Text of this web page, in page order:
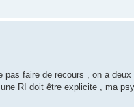
faire de recours , on a
RI doit être explicite , ma